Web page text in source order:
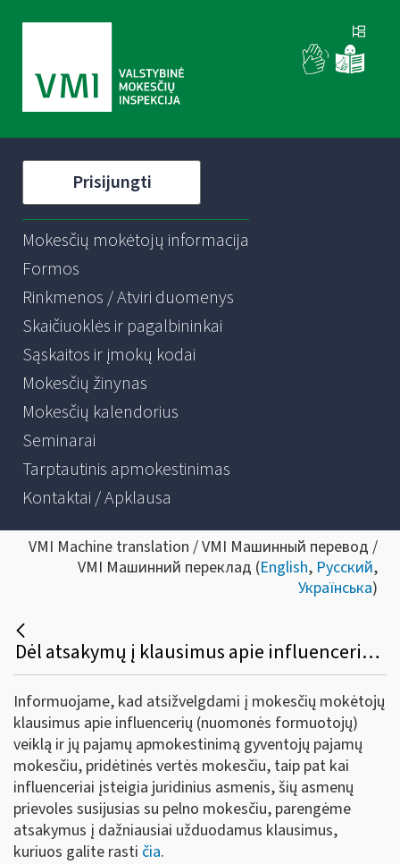
Prisijungti
Mokesčių mokėtojų informacija
Formos
Rinkmenos / Atviri duomenys
Skaičiuoklės ir pagalbininkai
Sąskaitos ir įmokų kodai
Mokesčių žinynas
Mokesčių kalendorius
Seminarai
Tarptautinis apmokestinimas
Kontaktai / Apklausa
VMI Machine translation / VMI Машинный перевод /
VMI Машинний переклад (English, Русский,
Українська)
Dėl atsakymų į klausimus apie influencerių veiklą ir jų pajamų apmokestinimą
Informuojame, kad atsižvelgdami į mokesčių mokėtojų
klausimus apie influencerių (nuomonės formuotojų)
veiklą ir jų pajamų apmokestinimą gyventojų pajamų
mokesčiu, pridėtinės vertės mokesčiu, taip pat kai
influenceriai įsteigia juridinius asmenis, šių asmenų
prievoles susijusias su pelno mokesčiu, parengėme
atsakymus į dažniausiai užduodamus klausimus,
kuriuos galite rasti čia.